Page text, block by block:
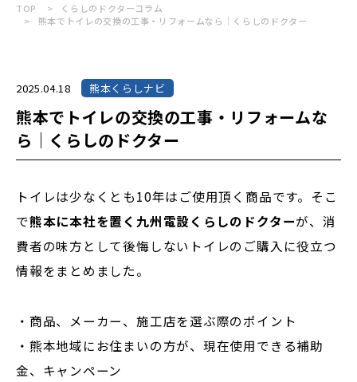
TOP
くらしのドクターコラム
熊本でトイレの交換の工事・リフォームなら｜くらしのドクター
2025.04.18 熊本くらしナビ
熊本でトイレの交換の工事・リフォームな
ら｜くらしのドクター
トイレは少なくとも10年はご使用頂く商品です。そこ
で熊本に本社を置く九州電設くらしのドクターが、消
費者の味方として後悔しないトイレのご購入に役立つ
情報をまとめました。
・商品、メーカー、施工店を選ぶ際のポイント
・熊本地域にお住まいの方が、現在使用できる補助
金、キャンペーン